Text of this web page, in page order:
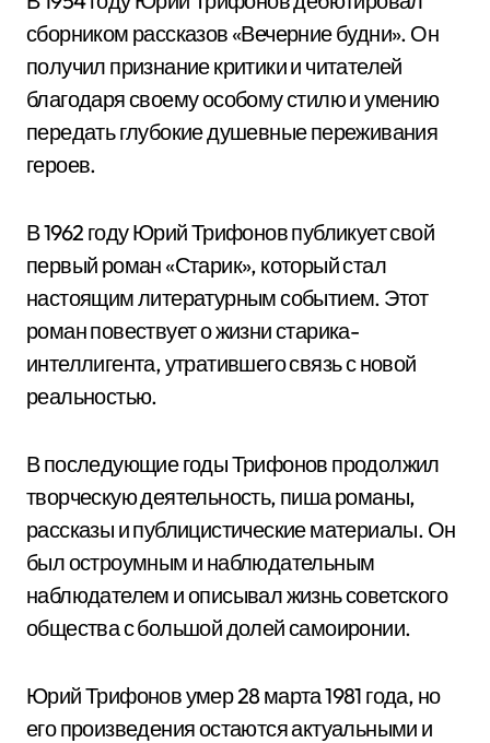
сборником рассказов «Вечерние будни». Он
получил признание критики и читателей
благодаря своему особому стилю и умению
передать глубокие душевные переживания
героев.
В 1962 году Юрий Трифонов публикует свой
первый роман «Старик», который стал
настоящим литературным событием. Этот
роман повествует о жизни старика-
интеллигента, утратившего связь с новой
реальностью.
В последующие годы Трифонов продолжил
творческую деятельность, пиша романы,
рассказы и публицистические материалы. Он
был остроумным и наблюдательным
наблюдателем и описывал жизнь советского
общества с большой долей самоиронии.
Юрий Трифонов умер 28 марта 1981 года, но
его произведения остаются актуальными и